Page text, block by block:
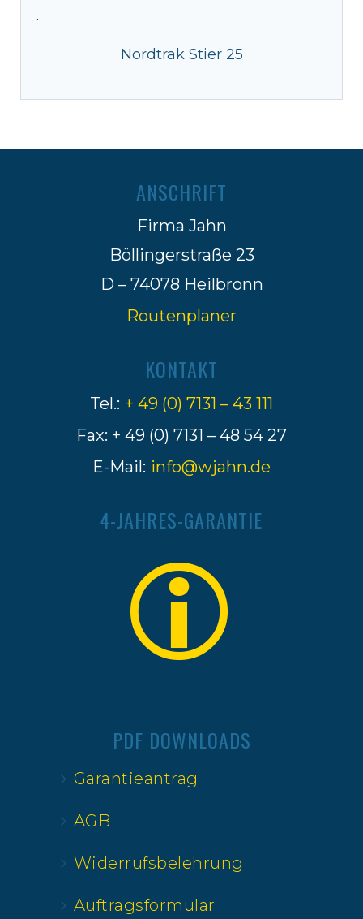
·
Nordtrak Stier 25
ANSCHRIFT
Firma Jahn
Böllingerstraße 23
D – 74078 Heilbronn
Routenplaner
KONTAKT
Tel.: + 49 (0) 7131 – 43 111
Fax: + 49 (0) 7131 – 48 54 27
E-Mail: info@wjahn.de
4-JAHRES-GARANTIE
PDF DOWNLOADS
Garantieantrag
AGB
Widerrufsbelehrung
Auftragsformular